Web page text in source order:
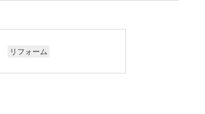
リフォーム